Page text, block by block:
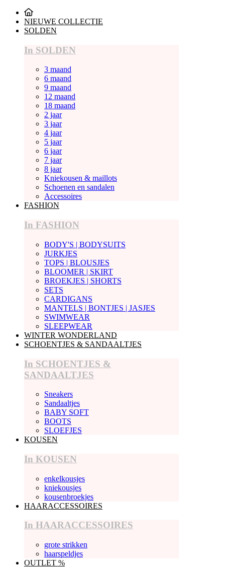
NIEUWE COLLECTIE
SOLDEN
In SOLDEN
3 maand
6 maand
9 maand
12 maand
18 maand
2 jaar
3 jaar
4 jaar
5 jaar
6 jaar
7 jaar
8 jaar
Kniekousen & maillots
Schoenen en sandalen
Accessoires
FASHION
In FASHION
BODY'S | BODYSUITS
JURKJES
TOPS | BLOUSJES
BLOOMER | SKIRT
BROEKJES | SHORTS
SETS
CARDIGANS
MANTELS | BONTJES | JASJES
SWIMWEAR
SLEEPWEAR
WINTER WONDERLAND
SCHOENTJES & SANDAALTJES
In SCHOENTJES &
SANDAALTJES
Sneakers
Sandaaltjes
BABY SOFT
BOOTS
SLOEFJES
KOUSEN
In KOUSEN
enkelkousjes
kniekousjes
kousenbroekjes
HAARACCESSOIRES
In HAARACCESSOIRES
grote strikken
haarspeldjes
OUTLET %